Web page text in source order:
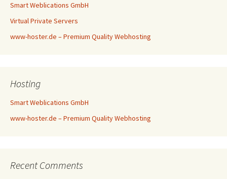
Smart Weblications GmbH
Virtual Private Servers
www-hoster.de – Premium Quality Webhosting
Hosting
Smart Weblications GmbH
www-hoster.de – Premium Quality Webhosting
Recent Comments